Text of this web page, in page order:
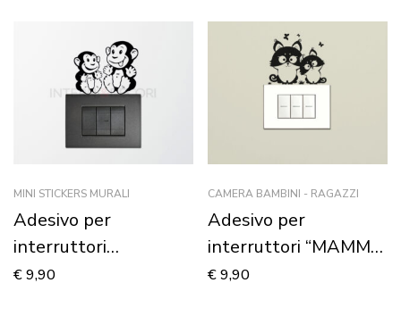
MINI STICKERS MURALI
Adesivo per
interruttori
“SCIMMIETTE
€9,90
CAMERA BAMBINI - RAGAZZI
Adesivo per
interruttori “MAMMA
GATTA CON
€9,90